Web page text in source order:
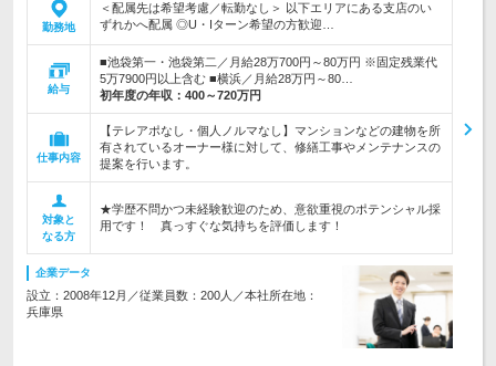
勤務地
＜配属先は希望考慮／転勤なし＞ 以下エリアにある支店のい
ずれかへ配属 ◎U・Iターン希望の方歓迎…
給与
■池袋第一・池袋第二／月給28万700円～80万円 ※固定残業代
5万7900円以上含む ■横浜／月給28万円～80…
初年度の年収： 400～720万円
仕事内容
【テレアポなし・個人ノルマなし】マンションなどの建物を所
有されているオーナー様に対して、修繕工事やメンテナンスの
提案を行います。
対象と
なる方
★学歴不問かつ未経験歓迎のため、意欲重視のポテンシャル採
用です！ 真っすぐな気持ちを評価します！
企業データ
設立：2008年12月／従業員数：200人／本社所在地：
兵庫県